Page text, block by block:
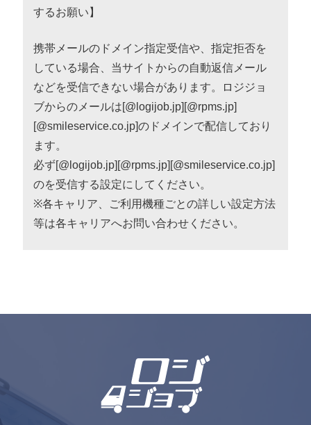
するお願い】
携帯メールのドメイン指定受信や、指定拒否を
している場合、当サイトからの自動返信メール
などを受信できない場合があります。ロジジョ
ブからのメールは[@logijob.jp][@rpms.jp]
[@smileservice.co.jp]のドメインで配信しており
ます。
必ず[@logijob.jp][@rpms.jp][@smileservice.co.jp]
のを受信する設定にしてください。
※各キャリア、ご利用機種ごとの詳しい設定方法
等は各キャリアへお問い合わせください。